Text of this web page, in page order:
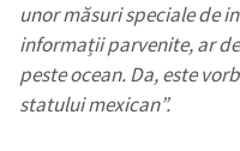
unor măsuri speciale de
informații parvenite, ar
peste ocean. Da, este
statului mexican”.